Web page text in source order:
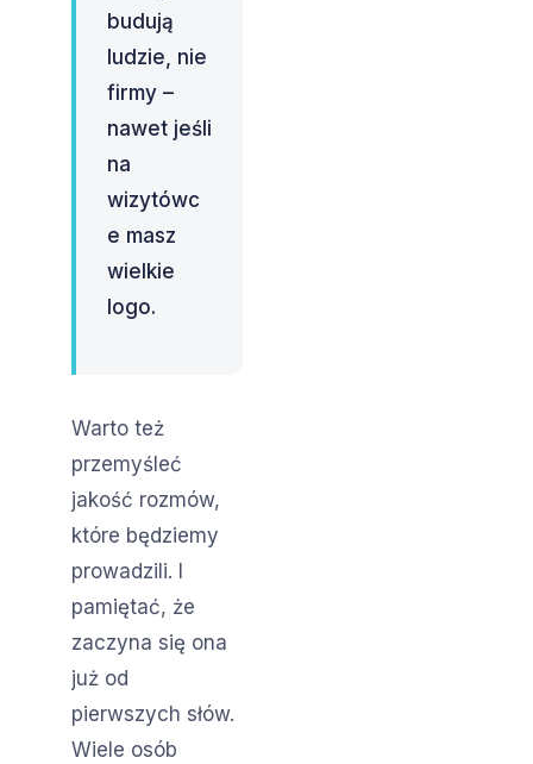
budują
ludzie, nie
firmy –
nawet jeśli
na
wizytówc
e masz
wielkie
logo.
Warto też
przemyśleć
jakość rozmów,
które będziemy
prowadzili. I
pamiętać, że
zaczyna się ona
już od
pierwszych słów.
Wiele osób